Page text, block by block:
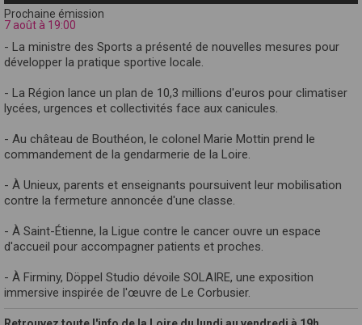
Prochaine émission
7 août à 19:00
- La ministre des Sports a présenté de nouvelles mesures pour
développer la pratique sportive locale.
- La Région lance un plan de 10,3 millions d'euros pour climatiser
lycées, urgences et collectivités face aux canicules.
- Au château de Bouthéon, le colonel Marie Mottin prend le
commandement de la gendarmerie de la Loire.
- À Unieux, parents et enseignants poursuivent leur mobilisation
contre la fermeture annoncée d'une classe.
- À Saint-Étienne, la Ligue contre le cancer ouvre un espace
d'accueil pour accompagner patients et proches.
- À Firminy, Döppel Studio dévoile SOLAIRE, une exposition
immersive inspirée de l'œuvre de Le Corbusier.